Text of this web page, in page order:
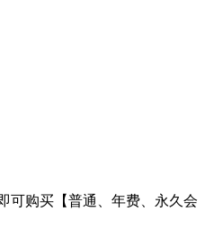
可购买【普通、年费、永久会